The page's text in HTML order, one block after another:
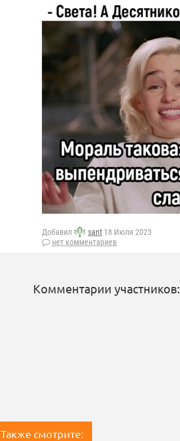
Добавил sant 18 Июля 2023
нет комментариев
Комментарии участников:
Также смотрите: